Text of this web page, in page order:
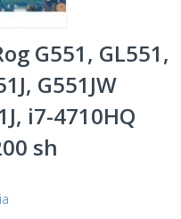
G551, GL551,
G551JW
i7-4710HQ
sh